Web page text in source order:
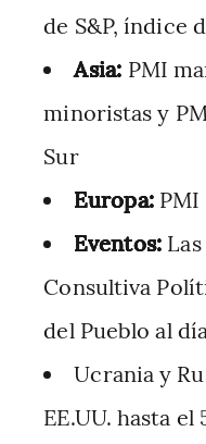
de S&P, índice
Asia: PMI
minoristas y
Sur
Europa:
Eventos:
Consultiva
del Pueblo al
Ucrania y
EE.UU. hasta el